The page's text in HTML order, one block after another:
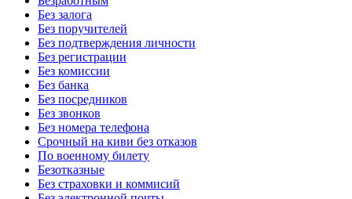
Без залога
Без поручителей
Без подтверждения личности
Без регистрации
Без комиссии
Без банка
Без посредников
Без звонков
Без номера телефона
Срочный на киви без отказов
По военному билету
Безотказные
Без страховки и коммисий